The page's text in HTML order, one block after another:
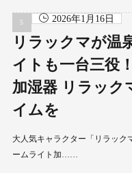
2026年1月16日
リラックマが温
イトも一台三役
加湿器 リラック
イムを
大人気キャラクター「リラック
ームライト加……